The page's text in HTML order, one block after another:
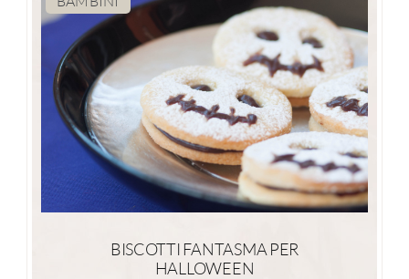
BISCOTTI FANTASMA PER
HALLOWEEN